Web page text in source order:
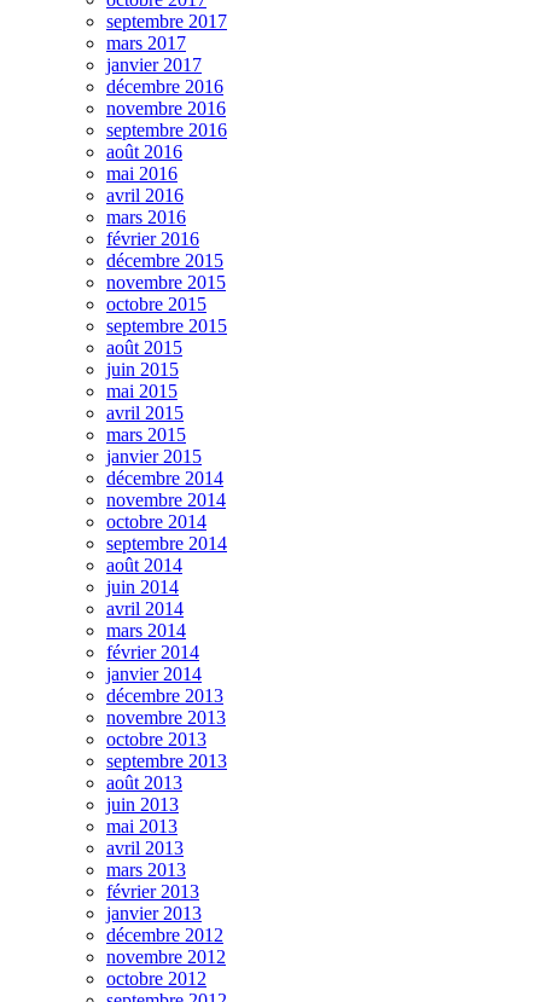
septembre 2017
mars 2017
janvier 2017
décembre 2016
novembre 2016
septembre 2016
août 2016
mai 2016
avril 2016
mars 2016
février 2016
décembre 2015
novembre 2015
octobre 2015
septembre 2015
août 2015
juin 2015
mai 2015
avril 2015
mars 2015
janvier 2015
décembre 2014
novembre 2014
octobre 2014
septembre 2014
août 2014
juin 2014
avril 2014
mars 2014
février 2014
janvier 2014
décembre 2013
novembre 2013
octobre 2013
septembre 2013
août 2013
juin 2013
mai 2013
avril 2013
mars 2013
février 2013
janvier 2013
décembre 2012
novembre 2012
octobre 2012